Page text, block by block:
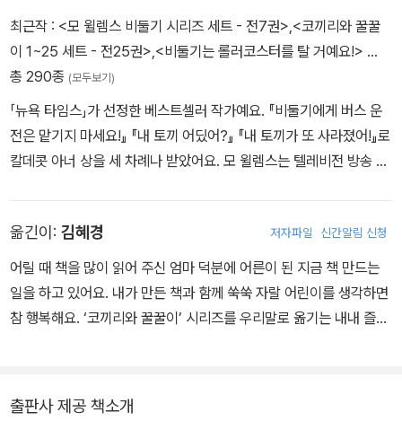
최근작 : <모 윌렘스 비둘기 시리즈 세트 - 전7권>,<코끼리와 꿀꿀
이 1~25 세트 - 전25권>,<비둘기는 롤러코스터를 탈 거예요!> …
총 290종 (모두보기)
「뉴욕 타임스」가 선정한 베스트셀러 작가예요. 『비둘기에게 버스 운
전은 맡기지 마세요!』 『내 토끼 어딨어?』 『내 토끼가 또 사라졌어!』로
칼데콧 아너 상을 세 차례나 받았어요. 모 윌렘스는 텔레비전 방송 작
책을 포함해 총 8종이 출간되었어요. 그는 작품성과 대중성을 인정받
고 있는 미국의 대표 작가 중 한 명으로, 출간하는 작품마다 좋은 반응
을 얻고 있지요.
옮긴이: 김혜경 저자파일 신간알림 신청
어릴 때 책을 많이 읽어 주신 엄마 덕분에 어른이 된 지금 책 만드는
일을 하고 있어요. 내가 만든 책과 함께 쑥쑥 자랄 어린이를 생각하면
참 행복해요. ‘코끼리와 꿀꿀이’ 시리즈를 우리말로 옮기는 내내 즐거
출판사 제공 책소개